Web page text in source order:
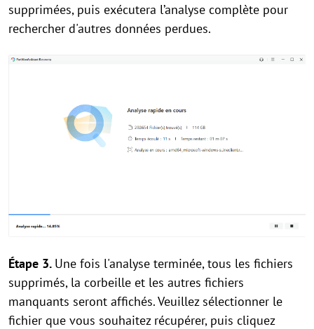
supprimées, puis exécutera l’analyse complète pour
rechercher d'autres données perdues.
Étape 3. Une fois l'analyse terminée, tous les fichiers
supprimés, la corbeille et les autres fichiers
manquants seront affichés. Veuillez sélectionner le
fichier que vous souhaitez récupérer, puis cliquez